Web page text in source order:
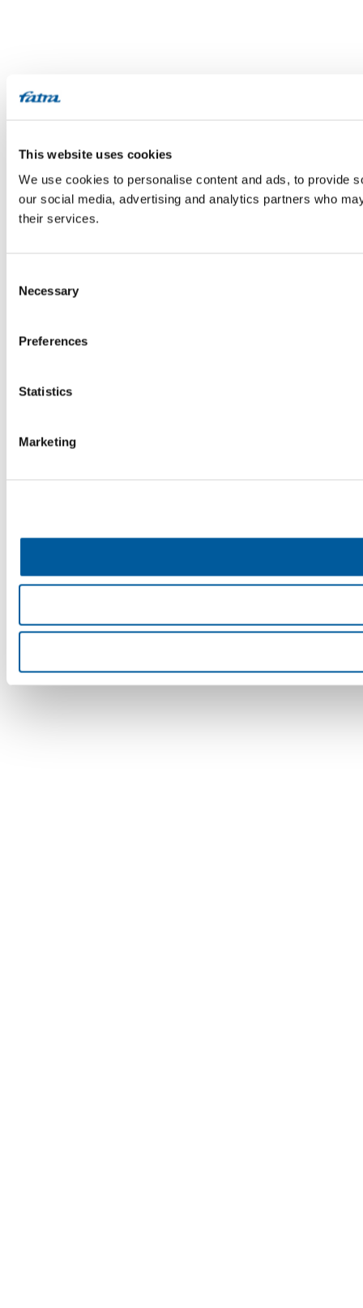
This website uses cookies
We use cookies to personalise content and ads, to provide
our social media, advertising and analytics partners who
their services.
Selection
Necessary
Preferences
Statistics
Marketing